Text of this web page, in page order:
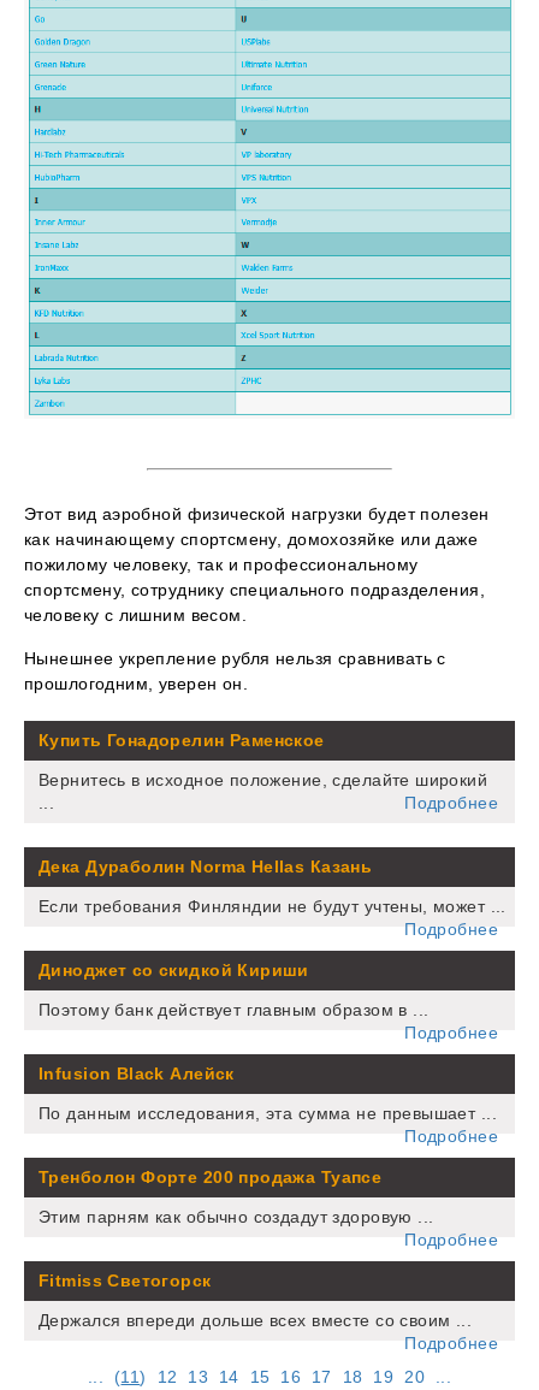
Этот вид аэробной физической нагрузки будет полезен
как начинающему спортсмену, домохозяйке или даже
пожилому человеку, так и профессиональному
спортсмену, сотруднику специального подразделения,
человеку с лишним весом.
Нынешнее укрепление рубля нельзя сравнивать с
прошлогодним, уверен он.
Купить Гонадорелин Раменское
Вернитесь в исходное положение, сделайте широкий
...
Подробнее
Дека Дураболин Norma Hellas Казань
Если требования Финляндии не будут учтены, может ...
Подробнее
Диноджет со скидкой Кириши
Поэтому банк действует главным образом в ...
Подробнее
Infusion Black Алейск
По данным исследования, эта сумма не превышает ...
Подробнее
Тренболон Форте 200 продажа Туапсе
Этим парням как обычно создадут здоровую ...
Подробнее
Fitmiss Светогорск
Держался впереди дольше всех вместе со своим ...
Подробнее
...
(11) 12 13 14 15 16 17 18 19 20 ...